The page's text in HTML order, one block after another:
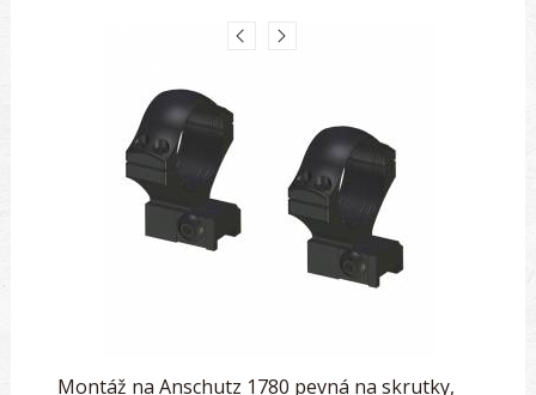
Montáž na Anschutz 1780 pevná na skrutky,